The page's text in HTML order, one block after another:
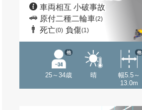
車両相互 小破事故
原付二種二輪車(2)
死亡(0) 負傷(1)
25～34歳
他
晴
幅5.5～
13.0m
他